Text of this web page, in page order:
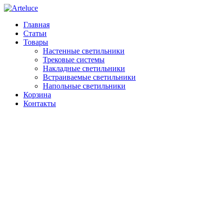
Главная
Статьи
Товары
Настенные светильники
Трековые системы
Накладные светильники
Встраиваемые светильники
Напольные светильники
Корзина
Контакты